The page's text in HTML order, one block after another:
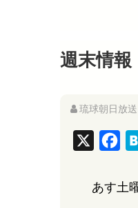
週末情報
琉球朝日放
c
あす土